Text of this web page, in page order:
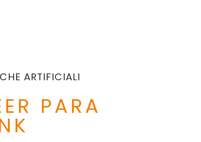
ARTIFICIALI
PARA